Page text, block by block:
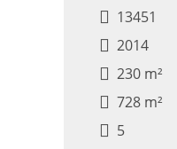
13451
2014
230 m²
728 m²
5